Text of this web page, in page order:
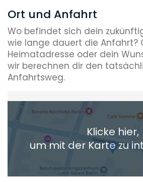
Ort und Anfahrt
Wo befindet sich dein
wie lange dauert die Anfahrt?
Heimatadresse oder dein
wir berechnen dir den
Anfahrtsweg.
Heimatadresse oder Wunschort
+ Aktuellen Standort hinzufügen
Verkehrsdaten eines typischen
Klicke hier,
um mit der Karte zu